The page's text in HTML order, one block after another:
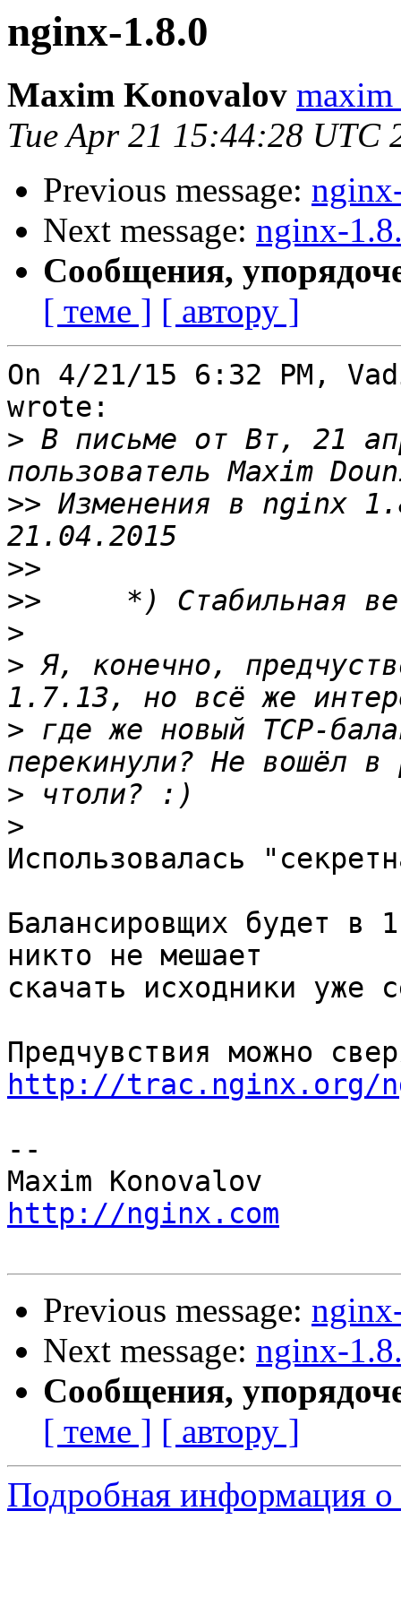
nginx-1.8.0
Maxim Konovalov
Tue Apr 21 15:44:28 UTC
Previous message:
Next message: nginx-
Сообщения,
[ теме ] [ автору ]
On 4/21/15 6:32 PM,
wrote:
> В письме от Вт, 21
>> Изменения в nginx
>>
>>
>
> Я, конечно,
> где же новый TCP-
>
>
Использовалась
Балансировщих будет
никто не мешает
скачать исходники уже
http://trac.nginx.org/
--
http://nginx.com
Previous message:
Next message: nginx-
Сообщения,
[ теме ] [ автору ]
Подробная информация